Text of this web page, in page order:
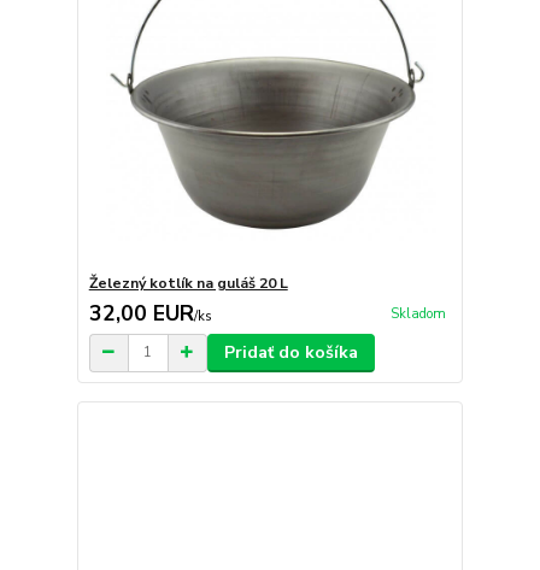
Železný kotlík na guláš 20 L
32,00 EUR/ks Skladom
Pridať do košíka